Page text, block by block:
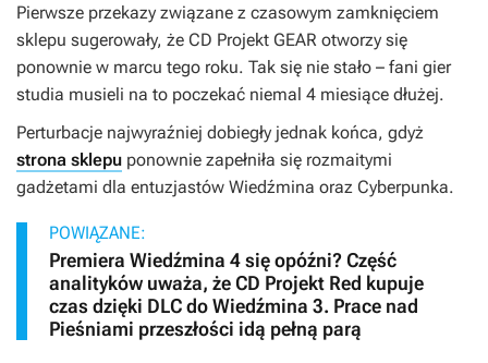
Pierwsze przekazy związane z czasowym zamknięciem
sklepu sugerowały, że CD Projekt GEAR otworzy się
ponownie w marcu tego roku. Tak się nie stało – fani gier
studia musieli na to poczekać niemal 4 miesiące dłużej.
Perturbacje najwyraźniej dobiegły jednak końca, gdyż
strona sklepu ponownie zapełniła się rozmaitymi
gadżetami dla entuzjastów Wiedźmina oraz Cyberpunka.
POWIĄZANE:
Premiera Wiedźmina 4 się opóźni? Część
analityków uważa, że CD Projekt Red kupuje
czas dzięki DLC do Wiedźmina 3. Prace nad
Pieśniami przeszłości idą pełną parą